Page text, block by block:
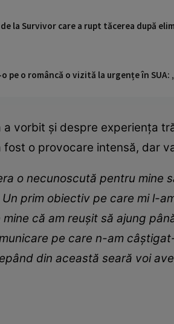
la Survivor care a rupt tăcerea după
pe o româncă o vizită la urgențe în SUA:
a vorbit și despre experiența
o provocare intensă, dar
o necunoscută pentru mine
prim obiectiv pe care mi l-
că am reușit să ajung
pe care n-am
din această seară voi